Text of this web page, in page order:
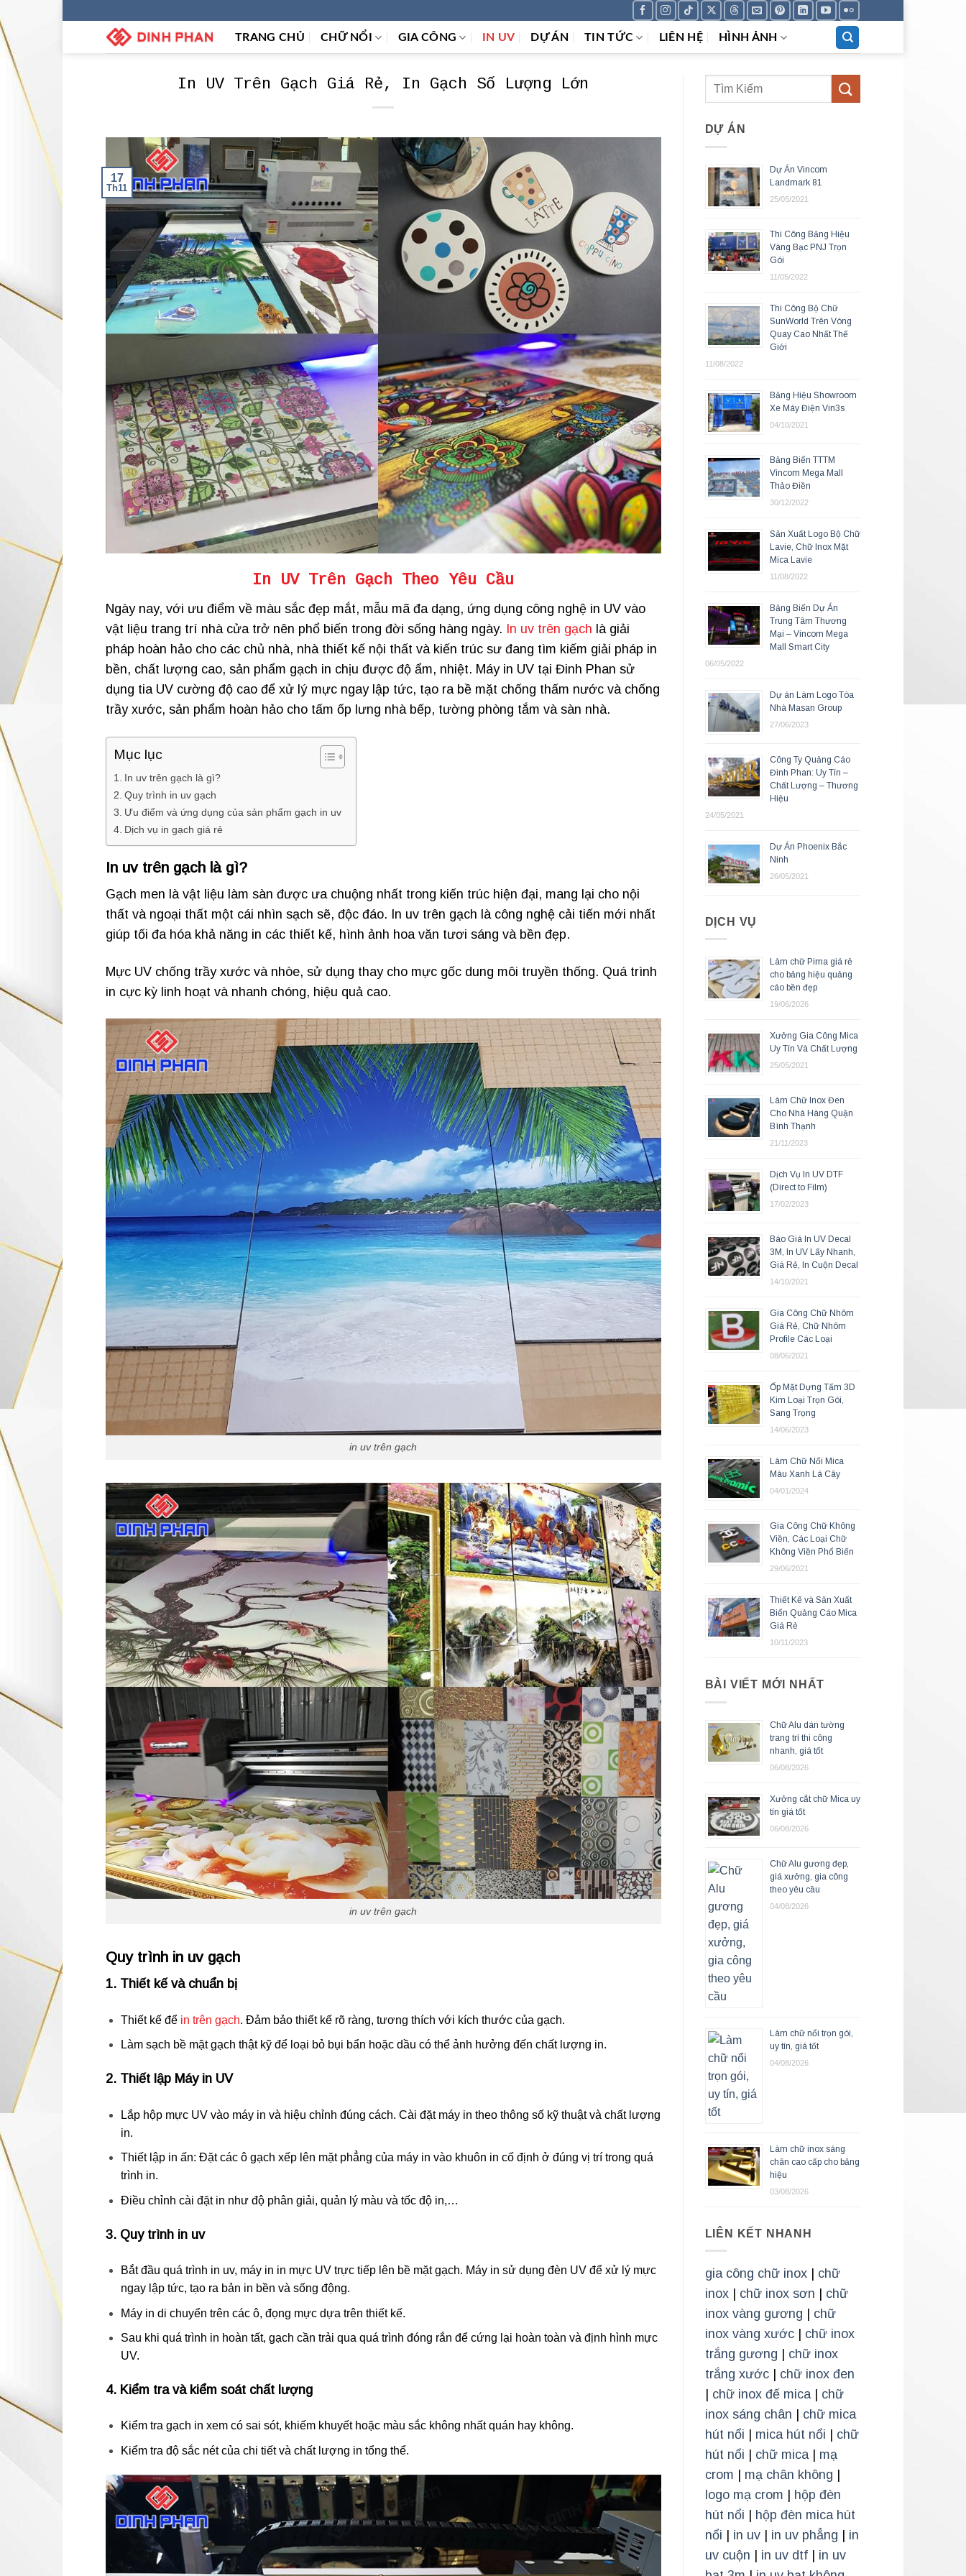
TRANG CHỦ CHỮ NỔI GIA CÔNG IN UV DỰ ÁN TIN TỨC LIÊN HỆ HÌNH ẢNH
In UV Trên Gạch Giá Rẻ, In Gạch Số Lượng Lớn
17
Th11
In UV Trên Gạch Theo Yêu Cầu
Ngày nay, với ưu điểm về màu sắc đẹp mắt, mẫu mã đa dạng, ứng dụng công nghệ in UV vào
vật liệu trang trí nhà cửa trở nên phổ biến trong đời sống hàng ngày. In uv trên gạch là giải
pháp hoàn hảo cho các chủ nhà, nhà thiết kế nội thất và kiến ​​trúc sư đang tìm kiếm giải pháp in
bền, chất lượng cao, sản phẩm gạch in chịu được độ ẩm, nhiệt. Máy in UV tại Đinh Phan sử
dụng tia UV cường độ cao để xử lý mực ngay lập tức, tạo ra bề mặt chống thấm nước và chống
trầy xước, sản phẩm hoàn hảo cho tấm ốp lưng nhà bếp, tường phòng tắm và sàn nhà.
Mục lục
In uv trên gạch là gì?
Quy trình in uv gạch
Ưu điểm và ứng dụng của sản phẩm gạch in uv
Dịch vụ in gạch giá rẻ
In uv trên gạch là gì?
Gạch men là vật liệu làm sàn được ưa chuộng nhất trong kiến trúc hiện đại, mang lại cho nội
thất và ngoại thất một cái nhìn sạch sẽ, độc đáo. In uv trên gạch là công nghệ cải tiến mới nhất
giúp tối đa hóa khả năng in các thiết kế, hình ảnh hoa văn tươi sáng và bền đẹp.
Mực UV chống trầy xước và nhòe, sử dụng thay cho mực gốc dung môi truyền thống. Quá trình
in cực kỳ linh hoạt và nhanh chóng, hiệu quả cao.
in uv trên gạch
in uv trên gạch
Quy trình in uv gạch
1. Thiết kế và chuẩn bị
Thiết kế để in trên gạch. Đảm bảo thiết kế rõ ràng, tương thích với kích thước của gạch.
Làm sạch bề mặt gạch thật kỹ để loại bỏ bụi bẩn hoặc dầu có thể ảnh hưởng đến chất lượng in.
2. Thiết lập Máy in UV
Lắp hộp mực UV vào máy in và hiệu chỉnh đúng cách. Cài đặt máy in theo thông số kỹ thuật và chất lượng
in.
Thiết lập in ấn: Đặt các ô gạch xếp lên mặt phẳng của máy in vào khuôn in cố định ở đúng vị trí trong quá
trình in.
Điều chỉnh cài đặt in như độ phân giải, quản lý màu và tốc độ in,…
3. Quy trình in uv
Bắt đầu quá trình in uv, máy in in mực UV trực tiếp lên bề mặt gạch. Máy in sử dụng đèn UV để xử lý mực
ngay lập tức, tạo ra bản in bền và sống động.
Máy in di chuyển trên các ô, đọng mực dựa trên thiết kế.
Sau khi quá trình in hoàn tất, gạch cần trải qua quá trình đóng rắn để cứng lại hoàn toàn và định hình mực
UV.
4. Kiểm tra và kiểm soát chất lượng
Kiểm tra gạch in xem có sai sót, khiếm khuyết hoặc màu sắc không nhất quán hay không.
Kiểm tra độ sắc nét của chi tiết và chất lượng in tổng thể.
DỰ ÁN
Dự Án Vincom
Landmark 81
25/05/2021
Thi Công Bảng Hiệu
Vàng Bạc PNJ Trọn
Gói
11/05/2022
Thi Công Bộ Chữ
SunWorld Trên Vòng
Quay Cao Nhất Thế
Giới
11/08/2022
Bảng Hiệu Showroom
Xe Máy Điện Vin3s
04/10/2021
Bảng Biển TTTM
Vincom Mega Mall
Thảo Điền
30/12/2022
Sản Xuất Logo Bộ Chữ
Lavie, Chữ Inox Mặt
Mica Lavie
11/08/2022
Bảng Biển Dự Án
Trung Tâm Thương
Mại – Vincom Mega
Mall Smart City
06/05/2022
Dự án Làm Logo Tòa
Nhà Masan Group
27/06/2023
Công Ty Quảng Cáo
Đinh Phan: Uy Tín –
Chất Lượng – Thương
Hiệu
24/05/2021
Dự Án Phoenix Bắc
Ninh
26/05/2021
DỊCH VỤ
Làm chữ Pima giá rẻ
cho bảng hiệu quảng
cáo bền đẹp
19/06/2026
Xưởng Gia Công Mica
Uy Tín Và Chất Lượng
25/05/2021
Làm Chữ Inox Đen
Cho Nhà Hàng Quận
Bình Thạnh
21/11/2023
Dịch Vụ In UV DTF
(Direct to Film)
17/02/2023
Báo Giá In UV Decal
3M, In UV Lấy Nhanh,
Giá Rẻ, In Cuộn Decal
14/10/2021
Gia Công Chữ Nhôm
Giá Rẻ, Chữ Nhôm
Profile Các Loại
08/06/2021
Ốp Mặt Dựng Tấm 3D
Kim Loại Trọn Gói,
Sang Trọng
14/06/2023
Làm Chữ Nổi Mica
Màu Xanh Lá Cây
04/01/2024
Gia Công Chữ Không
Viền, Các Loại Chữ
Không Viền Phổ Biến
29/06/2021
Thiết Kế và Sản Xuất
Biển Quảng Cáo Mica
Giá Rẻ
10/11/2023
BÀI VIẾT MỚI NHẤT
Chữ Alu dán tường
trang trí thi công
nhanh, giá tốt
06/08/2026
Xưởng cắt chữ Mica uy
tín giá tốt
06/08/2026
Chữ Alu gương đẹp,
giá xưởng, gia công
theo yêu cầu
04/08/2026
Làm chữ nổi trọn gói,
uy tín, giá tốt
04/08/2026
Làm chữ inox sáng
chân cao cấp cho bảng
hiệu
03/08/2026
LIÊN KẾT NHANH
gia công chữ inox| chữ
inox| chữ inox sơn
chữ
inox vàng gương
chữ
inox vàng xước| chữ inox
trắng gương
chữ inox
trắng xước| chữ inox đen
chữ inox đế mica| chữ
inox sáng chân
chữ mica
hút nổi
mica hút nổi
chữ
hút nổi
chữ mica| mạ
crom
mạ chân không
logo mạ crom
hộp đèn
hút nổi
hộp đèn mica hút
nổi
in uv| in uv phẳng
in
uv cuộn
in uv dtf| in uv